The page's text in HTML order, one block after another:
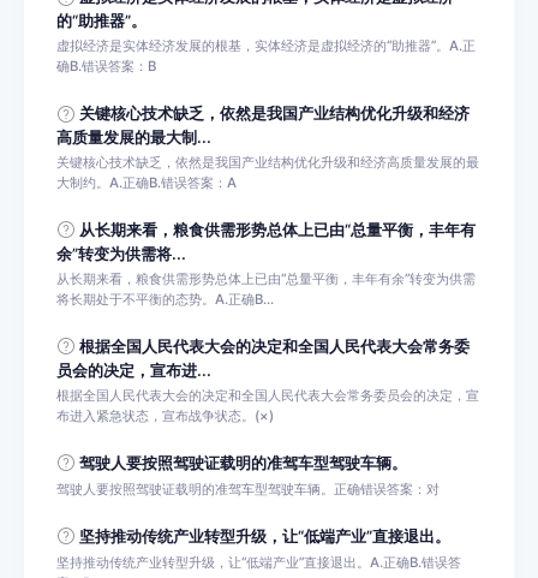
的“助推器”。
虚拟经济是实体经济发展的根基，实体经济是虚拟经济的“助推器”。A.正
确B.错误答案：B
关键核心技术缺乏，依然是我国产业结构优化升级和经济
高质量发展的最大制...
关键核心技术缺乏，依然是我国产业结构优化升级和经济高质量发展的最
大制约。A.正确B.错误答案：A
从长期来看，粮食供需形势总体上已由“总量平衡，丰年有
余”转变为供需将...
从长期来看，粮食供需形势总体上已由“总量平衡，丰年有余”转变为供需
将长期处于不平衡的态势。A.正确B...
根据全国人民代表大会的决定和全国人民代表大会常务委
员会的决定，宣布进...
根据全国人民代表大会的决定和全国人民代表大会常务委员会的决定，宣
布进入紧急状态，宣布战争状态。(×)
驾驶人要按照驾驶证载明的准驾车型驾驶车辆。
驾驶人要按照驾驶证载明的准驾车型驾驶车辆。正确错误答案：对
坚持推动传统产业转型升级，让“低端产业”直接退出。
坚持推动传统产业转型升级，让“低端产业”直接退出。A.正确B.错误答